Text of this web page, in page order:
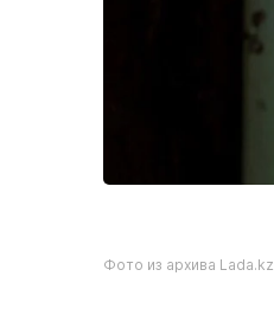
Фото из архива Lada.kz